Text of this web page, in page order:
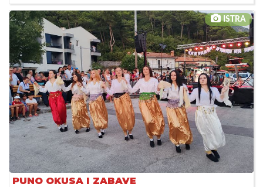
ISTRA
PUNO OKUSA I ZABAVE